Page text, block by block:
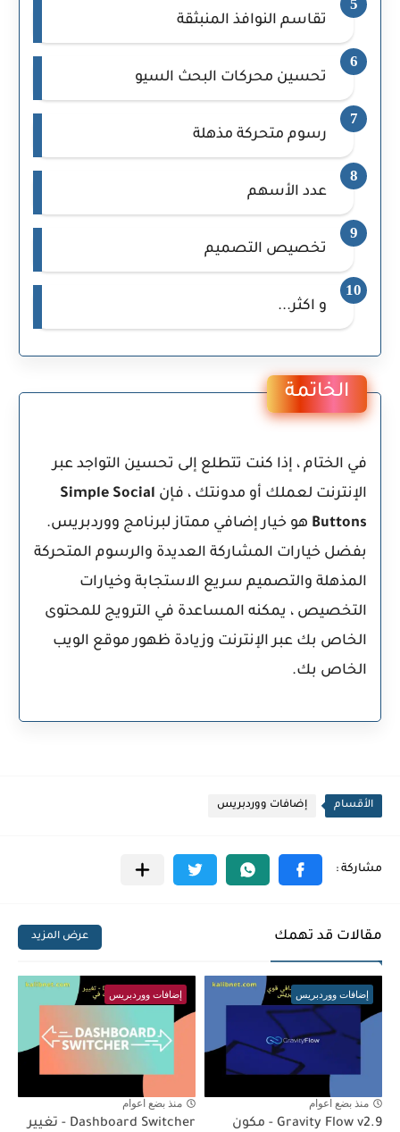
تقاسم النوافذ المنبثقة
تحسين محركات البحث السيو
رسوم متحركة مذهلة
عدد الأسهم
تخصيص التصميم
و اكثر...
الخاتمة
في الختام ، إذا كنت تتطلع إلى تحسين التواجد عبر
الإنترنت لعملك أو مدونتك ، فإن Simple Social
Buttons هو خيار إضافي ممتاز لبرنامج ووردبريس.
بفضل خيارات المشاركة العديدة والرسوم المتحركة
المذهلة والتصميم سريع الاستجابة وخيارات
التخصيص ، يمكنه المساعدة في الترويج للمحتوى
الخاص بك عبر الإنترنت وزيادة ظهور موقع الويب
الخاص بك.
الأقسام إضافات ووردبريس
مقالات قد تهمك عرض المزيد
إضافات ووردبريس
منذ بضع اعوام
Gravity Flow v2.9 - مكون
إضافات ووردبريس
منذ بضع اعوام
Dashboard Switcher - تغيير